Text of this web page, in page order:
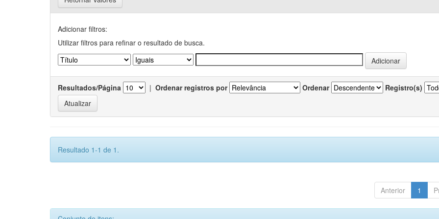
Adicionar filtros:
Utilizar filtros para refinar o resultado de busca.
Resultados/Página | Ordenar registros por Ordenar Registro(s)
Resultado 1-1 de 1.
Anterior 1